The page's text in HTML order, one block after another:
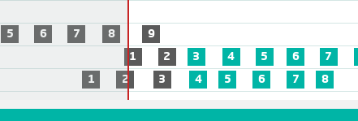
5 6 7 8
9
1
2 3 4 5 6 7
1
2 3 4 5 6 7 8